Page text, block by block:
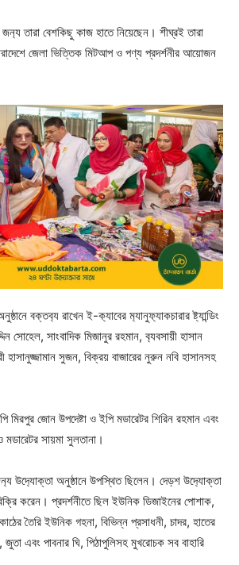
তারা বেশকিছু কাজ হাতে নিয়েছেন। শীঘ্রই তারা
জেলা ভিত্তিক মিটআপ ও পণ্য প্রদর্শনীর আয়োজন
বক্তব‍্য রাখেন ই-ক‍্যাবের ম‍্যানুফ‍্যাকচারার ষ্ট‍্যান্ডিং
সোহেল, সাংবাদিক মিজানুর রহমান, ব‍্যবসায়ী হাসান
হাসানুজ্জামান সুজন, বিক্রয় বাজারের নুরুন নবি হাসানসহ
মিরপুর জোন উপদেষ্টা ও ইপি মডারেটর শিরিন রহমান এবং
মডারেটর সায়মা সুলতানা।
উদ‍্যোক্তা অনুষ্ঠানে উপস্থিত ছিলেন। দেড়শ উদ‍্যোক্তা
করেন। প্রদর্শনীতে ছিল ইউনিক ডিজাইনের পোশাক,
তৈরি ইউনিক গহনা, বিভিন্ন প্রসাধনী, চাদর, হাতের
জুতা এবং পাবনার ঘি, পিঠাপুলিসহ মুখরোচক সব বাহারি